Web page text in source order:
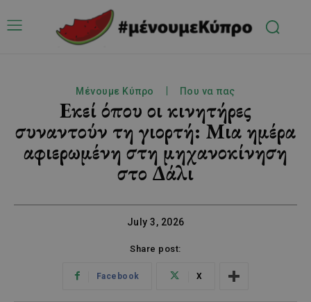
Μένουμε Κύπρο Που να πας
Εκεί όπου οι κινητήρες
συναντούν τη γιορτή: Μια ημέρα
αφιερωμένη στη μηχανοκίνηση
στο Δάλι
July 3, 2026
Share post:
Facebook X